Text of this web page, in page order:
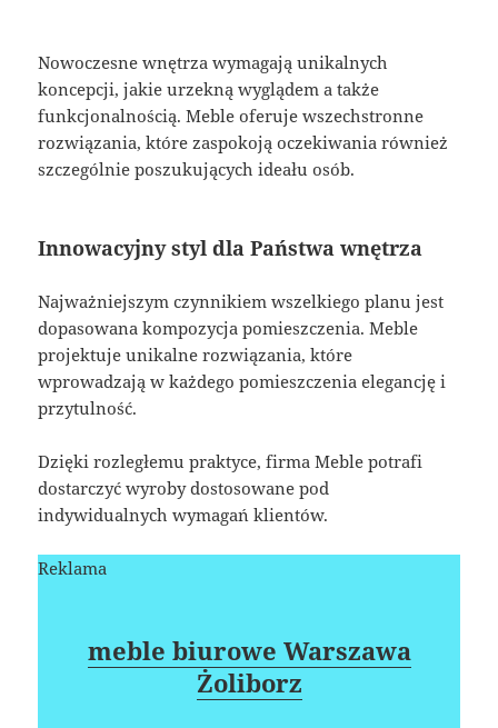
Nowoczesne wnętrza wymagają unikalnych
koncepcji, jakie urzekną wyglądem a także
funkcjonalnością. Meble oferuje wszechstronne
rozwiązania, które zaspokoją oczekiwania również
szczególnie poszukujących ideału osób.
Innowacyjny styl dla Państwa wnętrza
Najważniejszym czynnikiem wszelkiego planu jest
dopasowana kompozycja pomieszczenia. Meble
projektuje unikalne rozwiązania, które
wprowadzają w każdego pomieszczenia elegancję i
przytulność.
Dzięki rozległemu praktyce, firma Meble potrafi
dostarczyć wyroby dostosowane pod
indywidualnych wymagań klientów.
Reklama
meble biurowe Warszawa
Żoliborz